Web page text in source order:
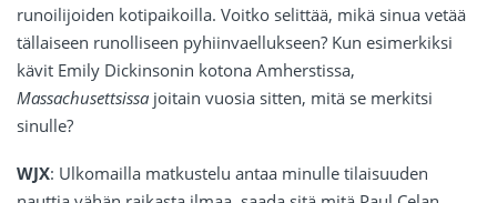
runoilijoiden kotipaikoilla. Voitko selittää, mikä sinua vetää
tällaiseen runolliseen pyhiinvaellukseen? Kun esimerkiksi
kävit Emily Dickinsonin kotona Amherstissa,
Massachusettsissa joitain vuosia sitten, mitä se merkitsi
sinulle?
WJX: Ulkomailla matkustelu antaa minulle tilaisuuden